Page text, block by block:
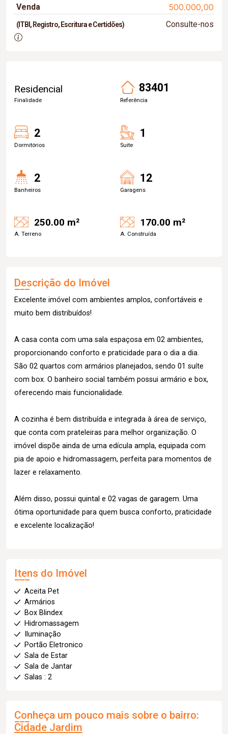
Venda 500.000,00
(ITBI, Registro, Escritura e Certidões) Consulte-nos
Residencial
Finalidade
83401
Referência
2
Dormitórios
1
Suite
2
Banheiros
12
Garagens
250.00 m²
A. Terreno
170.00 m²
A. Construída
Descrição do Imóvel
Excelente imóvel com ambientes amplos, confortáveis e
muito bem distribuídos!
A casa conta com uma sala espaçosa em 02 ambientes,
proporcionando conforto e praticidade para o dia a dia.
São 02 quartos com armários planejados, sendo 01 suíte
com box. O banheiro social também possui armário e box,
oferecendo mais funcionalidade.
A cozinha é bem distribuída e integrada à área de serviço,
que conta com prateleiras para melhor organização. O
imóvel dispõe ainda de uma edícula ampla, equipada com
pia de apoio e hidromassagem, perfeita para momentos de
lazer e relaxamento.
Além disso, possui quintal e 02 vagas de garagem. Uma
ótima oportunidade para quem busca conforto, praticidade
e excelente localização!
Itens do Imóvel
Aceita Pet
Armários
Box Blindex
Hidromassagem
Iluminação
Portão Eletronico
Sala de Estar
Sala de Jantar
Salas : 2
Conheça um pouco mais sobre o bairro:
Cidade Jardim